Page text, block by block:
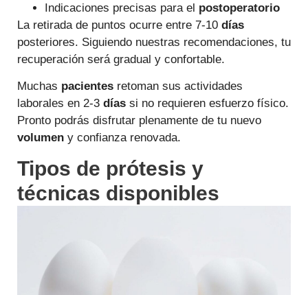
Indicaciones precisas para el postoperatorio
La retirada de puntos ocurre entre 7-10 días
posteriores. Siguiendo nuestras recomendaciones, tu
recuperación será gradual y confortable.
Muchas pacientes retoman sus actividades
laborales en 2-3 días si no requieren esfuerzo físico.
Pronto podrás disfrutar plenamente de tu nuevo
volumen y confianza renovada.
Tipos de prótesis y
técnicas disponibles